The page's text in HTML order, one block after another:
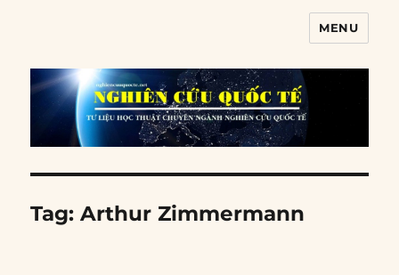
MENU
Tag:Arthur Zimmermann